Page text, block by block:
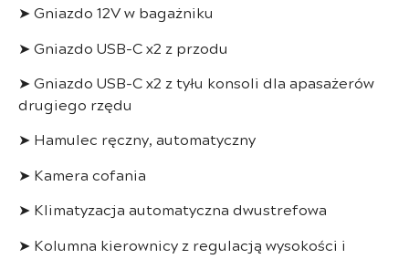
➤ Gniazdo 12V w bagażniku
➤ Gniazdo USB-C x2 z przodu
➤ Gniazdo USB-C x2 z tyłu konsoli dla apasażerów
drugiego rzędu
➤ Hamulec ręczny, automatyczny
➤ Kamera cofania
➤ Klimatyzacja automatyczna dwustrefowa
➤ Kolumna kierownicy z regulacją wysokości i